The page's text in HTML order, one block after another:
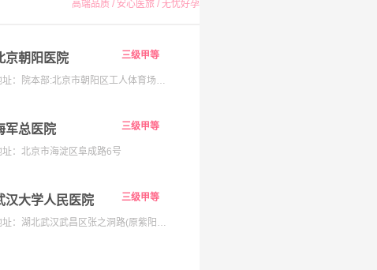
高端品质 / 安心医旅 / 无忧好孕
京朝阳医院 三级甲等
地址：院本部:北京市朝阳区工人体育场南路8号;京西院区:石景山区京原路5号
军总医院 三级甲等
址：北京市海淀区阜成路6号
汉大学人民医院 三级甲等
地址：湖北武汉武昌区张之洞路(原紫阳路)99号解放路238号